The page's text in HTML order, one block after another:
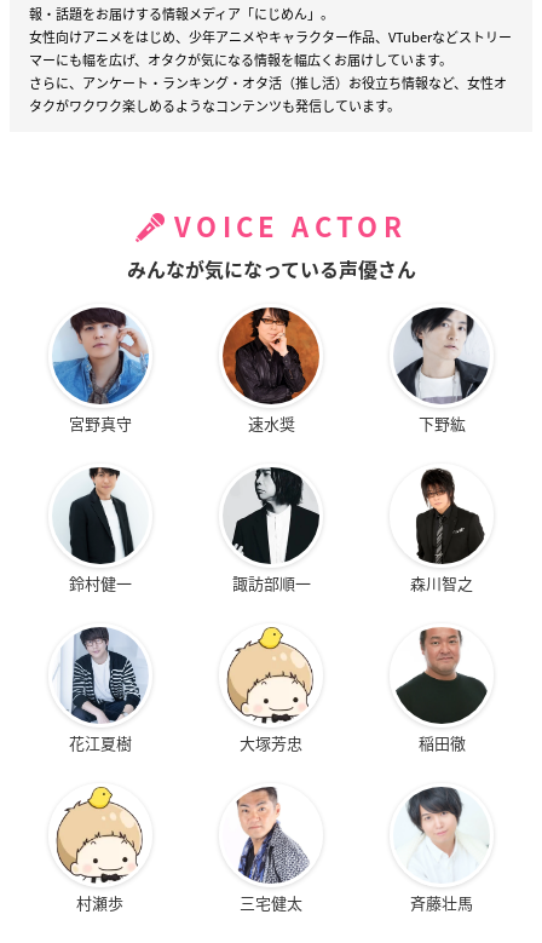
報・話題をお届けする情報メディア「にじめん」。
女性向けアニメをはじめ、少年アニメやキャラクター作品、VTuberなどストリー
マーにも幅を広げ、オタクが気になる情報を幅広くお届けしています。
さらに、アンケート・ランキング・オタ活（推し活）お役立ち情報など、女性オ
タクがワクワク楽しめるようなコンテンツも発信しています。
VOICE ACTOR
みんなが気になっている声優さん
宮野真守 速水奨 下野紘
鈴村健一 諏訪部順一 森川智之
花江夏樹 大塚芳忠 稲田徹
村瀬歩 三宅健太 斉藤壮馬